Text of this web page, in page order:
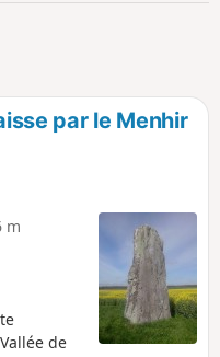
par le Menhir
m
de